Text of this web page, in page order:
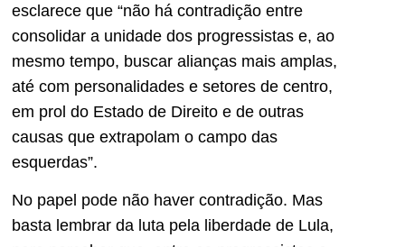
esclarece que “não há contradição entre
consolidar a unidade dos progressistas e, ao
mesmo tempo, buscar alianças mais amplas,
até com personalidades e setores de centro,
em prol do Estado de Direito e de outras
causas que extrapolam o campo das
esquerdas”.
No papel pode não haver contradição. Mas
basta lembrar da luta pela liberdade de Lula,